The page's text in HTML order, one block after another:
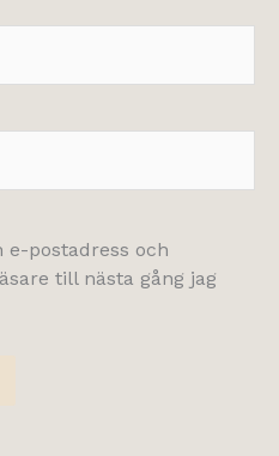
postadress och
till nästa gång jag